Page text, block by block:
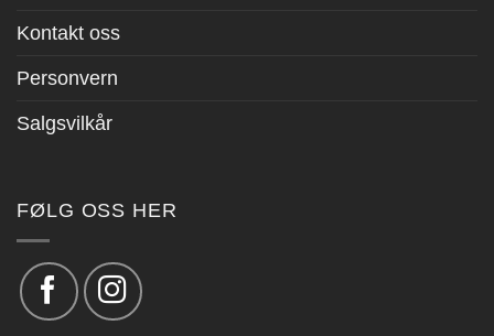
Kontakt oss
Personvern
Salgsvilkår
FØLG OSS HER